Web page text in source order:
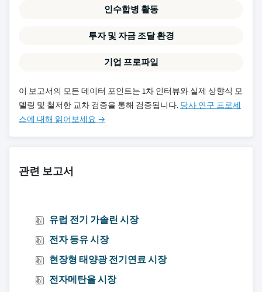
인수합병 활동
투자 및 자금 조달 환경
기업 프로파일
이 보고서의 모든 데이터 포인트는 1차 인터뷰와 실제 상향식 모
델링 및 철저한 교차 검증을 통해 검증됩니다. 당사 연구 프로세
스에 대해 읽어보세요 →
관련 보고서
유럽 전기 가솔린 시장
전자 등유 시장
현장형 태양광 전기연료 시장
전자메탄올 시장